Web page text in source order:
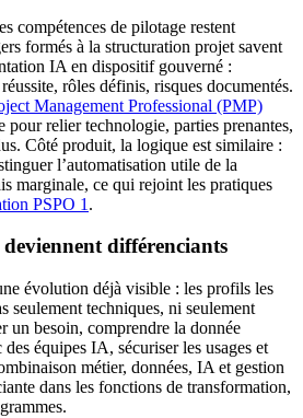
compétences de pilotage restent
formés à la structuration projet savent
IA en dispositif gouverné :
rôles définis, risques documentés.
Management Professional (PMP)
pour relier technologie, parties prenantes,
Côté produit, la logique est similaire :
l’automatisation utile de la
marginale, ce qui rejoint les pratiques
PSPO 1 .
différenciants
évolution déjà visible : les profils les
seulement techniques, ni seulement
un besoin, comprendre la donnée
équipes IA, sécuriser les usages et
métier, données, IA et gestion
dans les fonctions de transformation,